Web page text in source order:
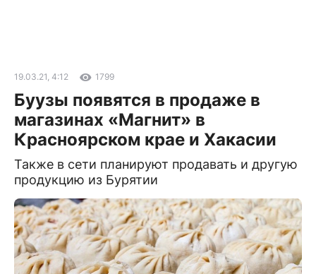
19.03.21, 4:12 1799
Буузы появятся в продаже в
магазинах «Магнит» в
Красноярском крае и Хакасии
Также в сети планируют продавать и другую
продукцию из Бурятии